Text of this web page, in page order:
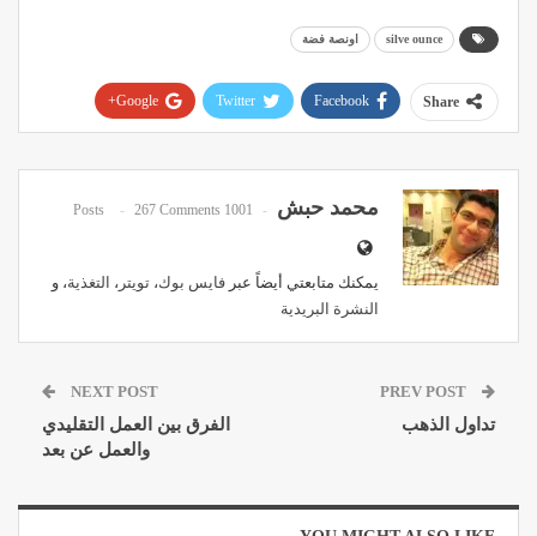
silve ounce اونصة فضة
Share
Facebook
Twitter
Google+
محمد حبش 1001 Posts
267 Comments
يمكنك متابعتي أيضاً عبر فايس بوك، تويتر ، التغذية، و
النشرة البريدية
تداول الذهب
NEXT POST
الفرق بين العمل التقليدي
والعمل عن بعد